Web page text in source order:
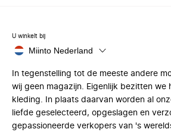
U winkelt bij
Miinto Nederland
In tegenstelling tot de meeste andere
wij geen magazijn. Eigenlijk bezitten we
kleding. In plaats daarvan worden al
liefde geselecteerd, opgeslagen en
gepassioneerde verkopers van 's